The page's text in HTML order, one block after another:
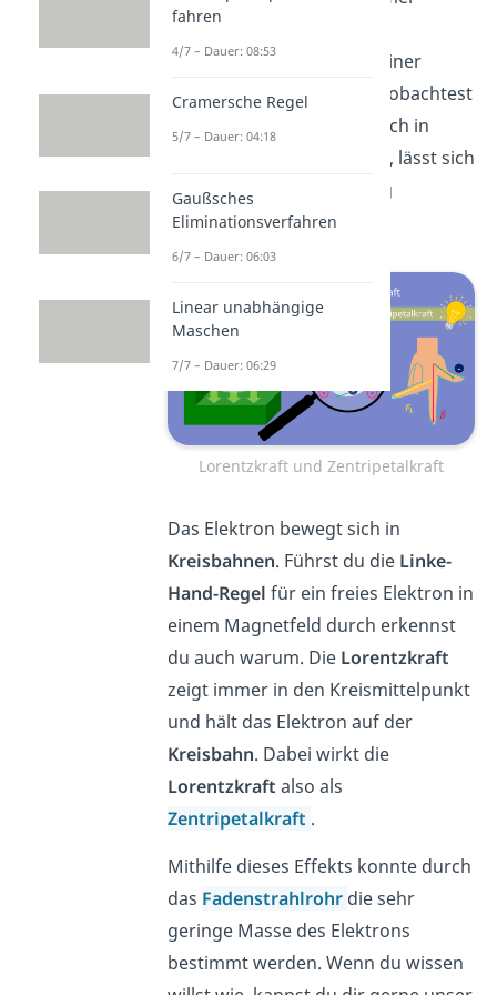
senkrecht
zur
Bewegungsrichtung
einer
Ladungim Magnetfeld
. Beobachtest
du ein Elektron, welches sich in
einem Magnetfeld bewegt, lässt sich
folgender Zusammenhang
entdecken.
Lorentzkraft und Zentripetalkraft
Das Elektron bewegt sich in
Kreisbahnen. Führst du die Linke-
Hand-Regel für ein freies Elektron in
einem Magnetfeld durch erkennst
du auch warum. Die Lorentzkraft
zeigt immer in den Kreismittelpunkt
und hält das Elektron auf der
Kreisbahn. Dabei wirkt die
Lorentzkraft also als
Zentripetalkraft .
Mithilfe dieses Effekts konnte durch
das Fadenstrahlrohr die sehr
geringe Masse des Elektrons
bestimmt werden. Wenn du wissen
fahren
4/7 – Dauer: 08:53
Cramersche Regel
5/7 – Dauer: 04:18
Gaußsches
Eliminationsverfahren
6/7 – Dauer: 06:03
Linear unabhängige
Maschen
7/7 – Dauer: 06:29